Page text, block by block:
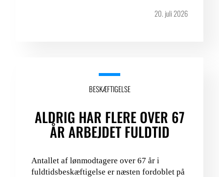
20. juli 2026
BESKÆFTIGELSE
ALDRIG HAR FLERE OVER 67
ÅR ARBEJDET FULDTID
Antallet af lønmodtagere over 67 år i
fuldtidsbeskæftigelse er næsten fordoblet på